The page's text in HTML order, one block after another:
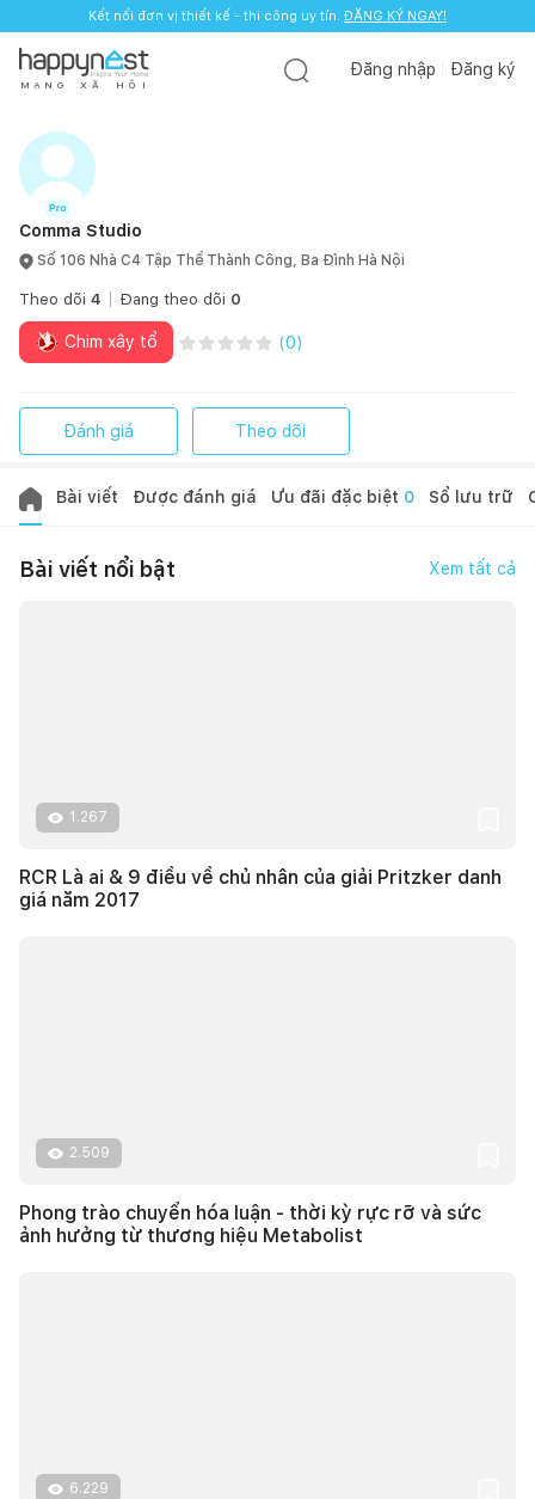
Kết nối đơn vị thiết kế - thi công uy tín. ĐĂNG KÝ NGAY!
M Ạ N G X Ã H Ộ I
Đăng nhập Đăng ký
Comma Studio
Số 106 Nhà C4 Tập Thể Thành Công, Ba Đình Hà Nội
Theo dõi 4 Đang theo dõi 0
Chim xây tổ (0)
Đánh giá Theo dõi
Bài viết Được đánh giá Ưu đãi đặc biệt 0 Sổ lưu trữ
Bài viết nổi bật Xem tất cả
1.267
RCR Là ai & 9 điều về chủ nhân của giải Pritzker danh
giá năm 2017
2.509
Phong trào chuyển hóa luận - thời kỳ rực rỡ và sức
ảnh hưởng từ thương hiệu Metabolist
6.229